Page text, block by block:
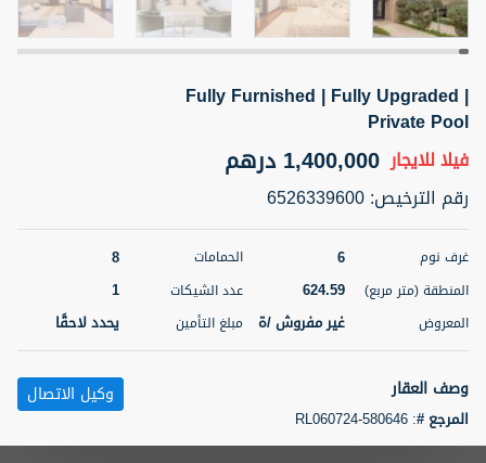
5 أشهر +
ELBRUS TOWER UNIT 2701 ON RENT
شقةللإيجار
سرير
1
71.39
مفروش/ ة 2
اسم الوسيط
ABDEMANAF EQBALBHAI KHANBHAI
KHANBHAI EQBALBHAI SIRAJUDDIN
أتصل
الأن
5 أشهر +
Fully Furnished | Fully Upgraded |
Private Pool
فيلاللايجار 1,400,000 درهم
رقم الترخيص:
6526339600
غرف نوم 6 الحمامات 8
المنطقة (متر مربع) 624.59 عدد الشيكات 1
المعروض غير مفروش /ة مبلغ التأمين يحدد لاحقًا
وصف العقار
المرجع #:
RL060724-580646
وكيل الاتصال تصفية خريطة